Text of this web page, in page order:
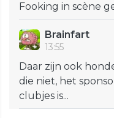
Fooking in scène
Brainfart
13:55
Daar zijn ook
die niet, het
clubjes is...